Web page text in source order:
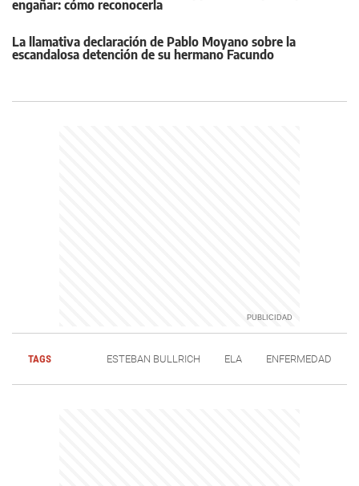
engañar: cómo reconocerla
La llamativa declaración de Pablo Moyano sobre la
escandalosa detención de su hermano Facundo
TAGS ESTEBAN BULLRICH ELA ENFERMEDAD